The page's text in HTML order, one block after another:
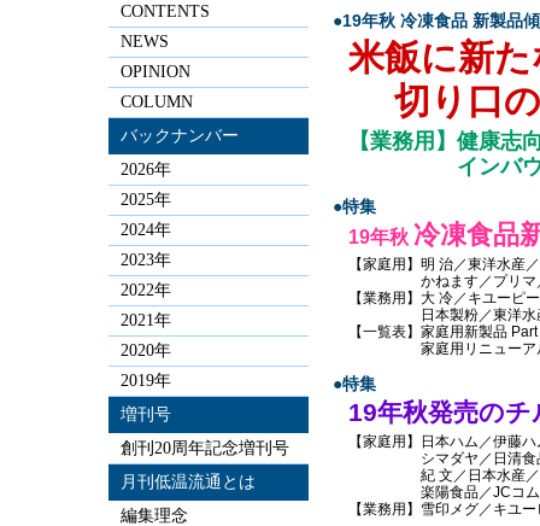
●19年秋 冷凍食品 新製品
米飯に新た
切り口の
【業務用】健康志
インバウン
●特集
19年秋 冷凍食品
【家庭用】明 治／東洋水産
かねます／プリマ／
【業務用】大 冷／キユーピ
日本製粉／東洋水産
【一覧表】家庭用新製品
家庭用リニューアル
●特集
19年秋発売の
【家庭用】日本ハム／伊藤
シマダヤ／日清食品チ
紀 文／日本水産／極
楽陽食品／JCコムサ
【業務用】雪印メグ／キユ
CONTENTS
NEWS
OPINION
COLUMN
バックナンバー
2026年
2025年
2024年
2023年
2022年
2021年
2020年
2019年
増刊号
創刊20周年記念増刊号
月刊低温流通とは
編集理念